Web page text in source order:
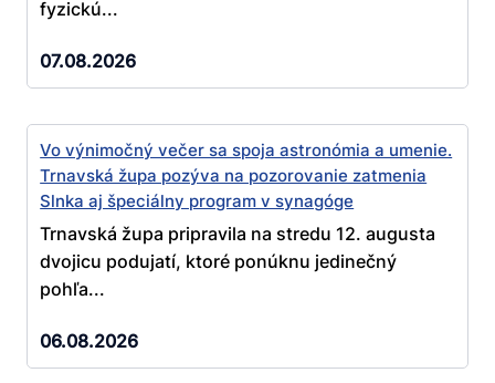
fyzickú...
07.08.2026
Vo výnimočný večer sa spoja astronómia a umenie.
Trnavská župa pozýva na pozorovanie zatmenia
Slnka aj špeciálny program v synagóge
Trnavská župa pripravila na stredu 12. augusta
dvojicu podujatí, ktoré ponúknu jedinečný
pohľa...
06.08.2026